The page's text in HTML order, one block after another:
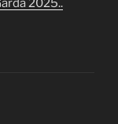
2025..